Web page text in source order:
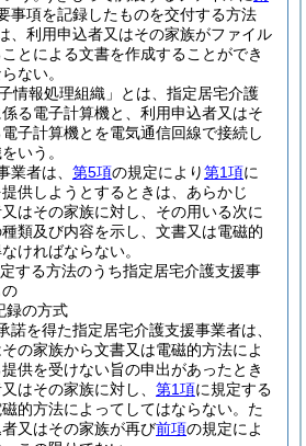
事項を記録したものを交付する方法
、利用申込者又はその家族がファイル
とによる文書を作成することができ
ない。
情報処理組織」とは、指定居宅介護
る電子計算機と、利用申込者又はそ
子計算機とを電気通信回線で接続し
いう。
業者は、 第5項の規定により第1項に
供しようとするときは、あらかじ
はその家族に対し、その用いる次に
類及び内容を示し、文書又は電磁的
ければならない。
する方法のうち指定居宅介護支援事
録の方式
諾を得た指定居宅介護支援事業者は、
の家族から文書又は電磁的方法によ
供を受けない旨の申出があったとき
はその家族に対し、 第1項に規定する
的方法によってしてはならない。 た
又はその家族が再び前項の規定によ